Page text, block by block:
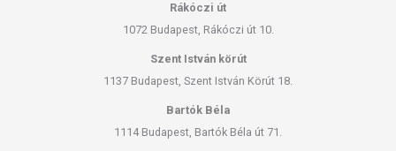
Rákóczi út
1072 Budapest, Rákóczi út 10.
Szent István körút
1137 Budapest, Szent István Körút 18.
Bartók Béla
1114 Budapest, Bartók Béla út 71.